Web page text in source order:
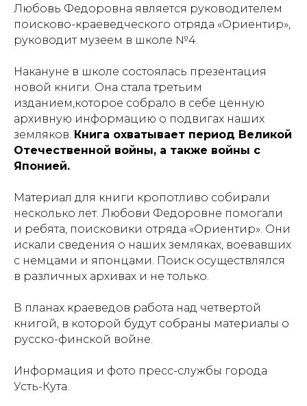
Любовь Федоровна является руководителем
поисково-краеведческого отряда «Ориентир»,
руководит музеем в школе №4.
Накануне в школе состоялась презентация
новой книги. Она стала третьим
изданием,которое собрало в себе ценную
архивную информацию о подвигах наших
земляков. Книга охватывает период Великой
Отечественной войны, а также войны с
Японией.
Материал для книги кропотливо собирали
несколько лет. Любови Федоровне помогали
и ребята, поисковики отряда «Ориентир». Они
искали сведения о наших земляках, воевавших
с немцами и японцами. Поиск осуществлялся
в различных архивах и не только.
В планах краеведов работа над четвертой
книгой, в которой будут собраны материалы о
русско-финской войне.
Информация и фото пресс-службы города
Усть-Кута.